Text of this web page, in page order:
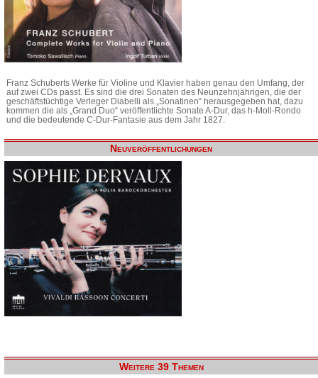
Franz Schuberts Werke für Violine und Klavier haben genau den Umfang, der
auf zwei CDs passt. Es sind die drei Sonaten des Neunzehnjährigen, die der
geschäftstüchtige Verleger Diabelli als „Sonatinen“ herausgegeben hat, dazu
kommen die als „Grand Duo“ veröffentlichte Sonate A-Dur, das h-Moll-Rondo
und die bedeutende C-Dur-Fantasie aus dem Jahr 1827.
Neuveröffentlichungen
Weitere 39 Themen